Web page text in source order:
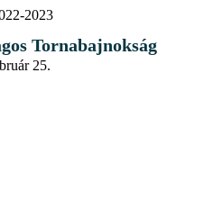
2023
Tornabajnokság
25.